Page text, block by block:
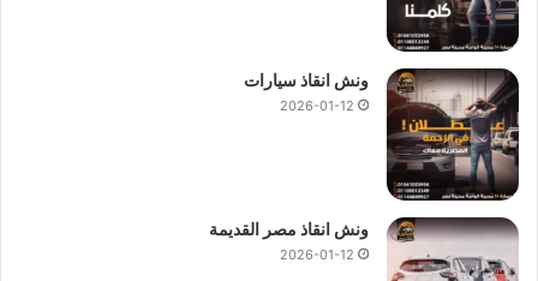
ونش انقاذ سيارات
2026-01-12
ونش انقاذ مصر القديمة
2026-01-12